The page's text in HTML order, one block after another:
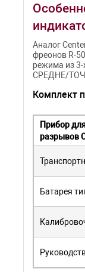
Аналог
фреонов R-
режима из
СРЕДНЕ/
Комплект
Прибор
разрывов
Батарея